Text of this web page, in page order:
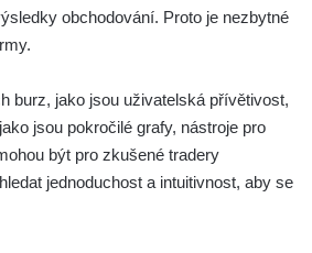
obchodování. Proto je nezbytné
burz, jako jsou uživatelská přívětivost,
jsou pokročilé grafy, nástroje pro
být pro zkušené tradery
jednoduchost a intuitivnost, aby se